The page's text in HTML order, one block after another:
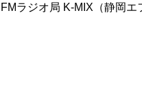
FMラジオ局 K-MIX（静岡エ